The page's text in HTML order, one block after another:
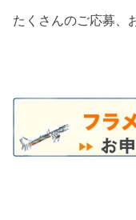
たくさんのご応募、